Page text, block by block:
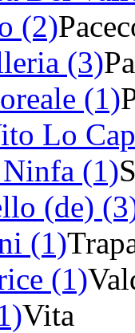
(2)
(3)
(1)
Lo
Ninfa (1)
(de)
(1)
(1)
Vita